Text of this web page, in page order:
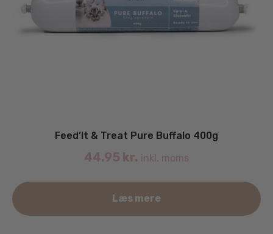
Feed’It & Treat Pure Buffalo 400g
44.95 kr. inkl. moms
Læs mere